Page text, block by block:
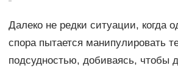
Далеко не редки ситуации, когда
спора пытается манипулировать
подсудностью, добиваясь, чтобы